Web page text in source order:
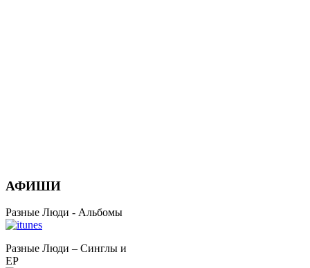
АФИШИ
Разные Люди - Альбомы
Разные Люди – Синглы и
EP